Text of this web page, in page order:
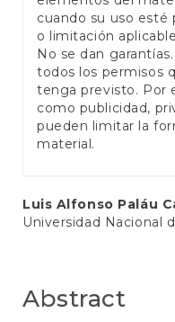
cuando su uso esté
o limitación
No se dan
todos los permisos
tenga previsto. Por
como publicidad,
pueden limitar la
material.
Main
Article
Luis Alfonso Paláu
Universidad Nacional
Abstract